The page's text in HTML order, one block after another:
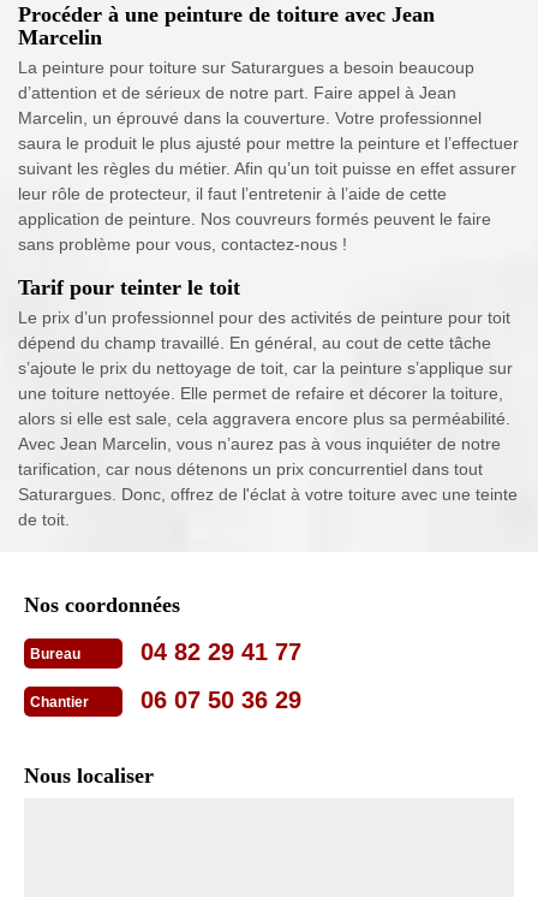
Procéder à une peinture de toiture avec Jean
Marcelin
La peinture pour toiture sur Saturargues a besoin beaucoup
d’attention et de sérieux de notre part. Faire appel à Jean
Marcelin, un éprouvé dans la couverture. Votre professionnel
saura le produit le plus ajusté pour mettre la peinture et l’effectuer
suivant les règles du métier. Afin qu’un toit puisse en effet assurer
leur rôle de protecteur, il faut l’entretenir à l’aide de cette
application de peinture. Nos couvreurs formés peuvent le faire
sans problème pour vous, contactez-nous !
Tarif pour teinter le toit
Le prix d’un professionnel pour des activités de peinture pour toit
dépend du champ travaillé. En général, au cout de cette tâche
s’ajoute le prix du nettoyage de toit, car la peinture s’applique sur
une toiture nettoyée. Elle permet de refaire et décorer la toiture,
alors si elle est sale, cela aggravera encore plus sa perméabilité.
Avec Jean Marcelin, vous n’aurez pas à vous inquiéter de notre
tarification, car nous détenons un prix concurrentiel dans tout
Saturargues. Donc, offrez de l'éclat à votre toiture avec une teinte
de toit.
Nos coordonnées
Bureau 04 82 29 41 77
Chantier 06 07 50 36 29
Nous localiser